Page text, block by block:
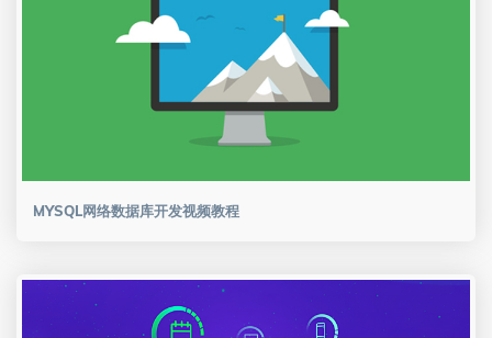
MYSQL网络数据库开发视频教程